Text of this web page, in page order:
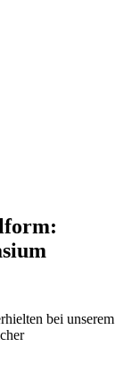
bei unserem